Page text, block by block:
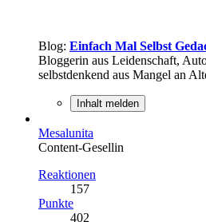
Blog: Einfach Mal Selbst
Bloggerin aus Leidenschaft,
selbstdenkend aus Mangel an
Inhalt melden
Mesalunita
Content-Gesellin
Reaktionen
157
Punkte
402